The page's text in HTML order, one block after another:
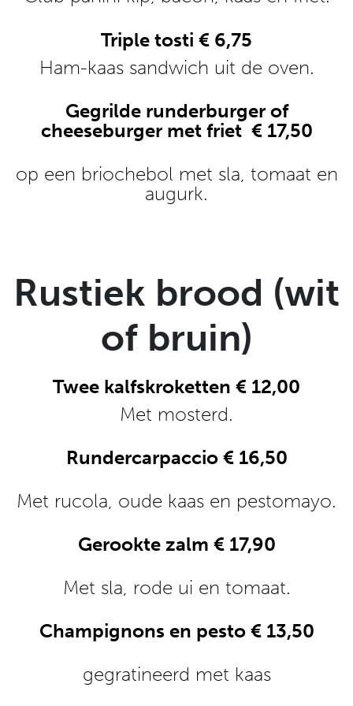
Triple tosti € 6,75
Ham-kaas sandwich uit de oven.
Gegrilde runderburger of
cheeseburger met friet € 17,50
op een briochebol met sla, tomaat en
augurk.
Rustiek brood (wit
of bruin)
Twee kalfskroketten € 12,00
Met mosterd.
Rundercarpaccio € 16,50
Met rucola, oude kaas en pestomayo.
Gerookte zalm € 17,90
Met sla, rode ui en tomaat.
Champignons en pesto € 13,50
gegratineerd met kaas